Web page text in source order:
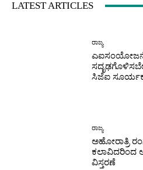
LATEST ARTICLES
ರಾಜ್ಯ
ಸಿಜೆಐ
ರಾಜ್ಯ
ಅಹೋರಾತ್ರಿ
ಕಲಾವಿದರಿಂದ
ವಿಸ್ತರಣೆ